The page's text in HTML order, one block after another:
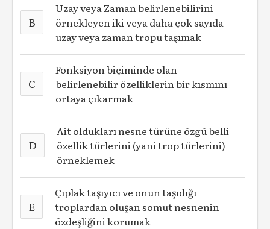
B
Uzay veya Zaman belirlenebilirini
örnekleyen iki veya daha çok sayıda
uzay veya zaman tropu taşımak
C
Fonksiyon biçiminde olan
belirlenebilir özelliklerin bir kısmını
ortaya çıkarmak
D
Ait oldukları nesne türüne özgü belli
özellik türlerini (yani trop türlerini)
örneklemek
E
Çıplak taşıyıcı ve onun taşıdığı
troplardan oluşan somut nesnenin
özdeşliğini korumak